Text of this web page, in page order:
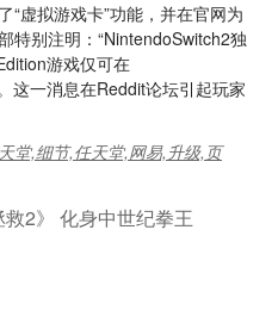
“虚拟游戏卡”功能，并在官网为
特别注明：“NintendoSwitch2独
游戏仅可在
这一消息在Reddit论坛引起玩家
堂,细节,任天堂,网易,升级,页